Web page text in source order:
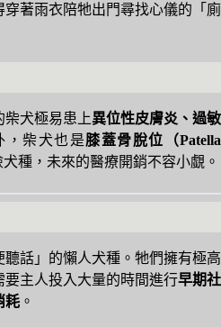
著雨衣陪牠出門尋找心儀的「廁
柴犬極易患上異位性皮膚炎、過敏
，柴犬也是膝蓋骨脫位（Patella
種，未來的醫療開銷不容小覷。
話」的懶人犬種。牠們擁有極高
主人投入大量的時間進行早期社
耗 。